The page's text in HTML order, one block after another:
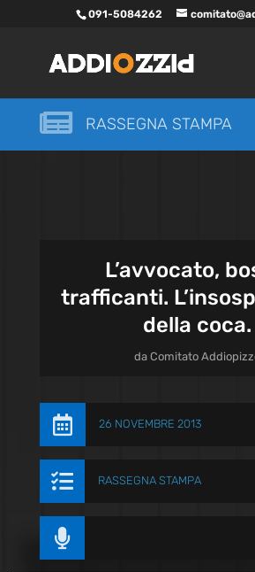
091-5084262
 RASSEGNA STAMPA
L’avvocato,
trafficanti.
della coca.
daComitato
 26 NOVEMBRE 2013
 RASSEGNA STAMPA
